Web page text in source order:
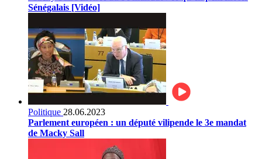
Sénégalais [Vidéo]
Politique 28.06.2023
Parlement européen : un député vilipende le 3e mandat
de Macky Sall